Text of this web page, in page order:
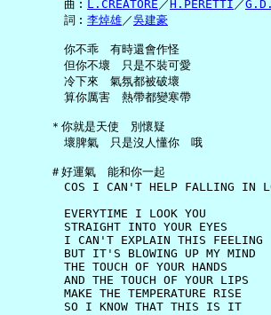
     曲︰
L.CREATORE ／H.PERETTI ／
     詞︰
李焯雄／吳建豪
     你不乖　有時還會作怪
     但你不壞　只是不裝可愛
     冷下來　氣氛都被破壞
     算你厲害　熱帶都變寒帶
   ＊你就是天使　別懷疑
     壞脾氣　只是沒人懂你　哦
   ＃好運氣　能和你一起
COS I CAN'T HELP FALLING IN
     EVERYTIME I LOOK YOU
     STRAIGHT INTO YOUR EYES
     I CAN'T EXPLAIN THIS FEELING
     BUT IT'S BLOWING UP MY MIND
     THE TOUCH OF YOUR HANDS
     AND THE TOUCH OF YOUR LIPS
     MAKE THE TEMPERATURE RISE
     SO I KNOW THAT THIS IS IT